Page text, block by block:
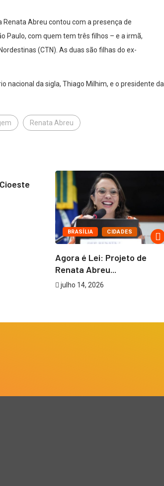
Renata Abreu contou com a presença de
Paulo, com quem tem três filhos – e a irmã,
(CTN). As duas são filhas do ex-
nacional da sigla, Thiago Milhim, e o presidente da
Renata Abreu
BRASÍLIA CIDADES
Agora é Lei: Projeto de
Renata Abreu...
julho 14, 2026